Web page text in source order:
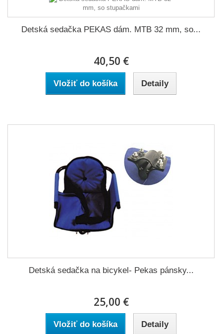
Detská sedačka PEKAS dám. MTB 32 mm, so...
40,50 €
Vložiť do košíka Detaily
Detská sedačka na bicykel- Pekas pánsky...
25,00 €
Vložiť do košíka Detaily